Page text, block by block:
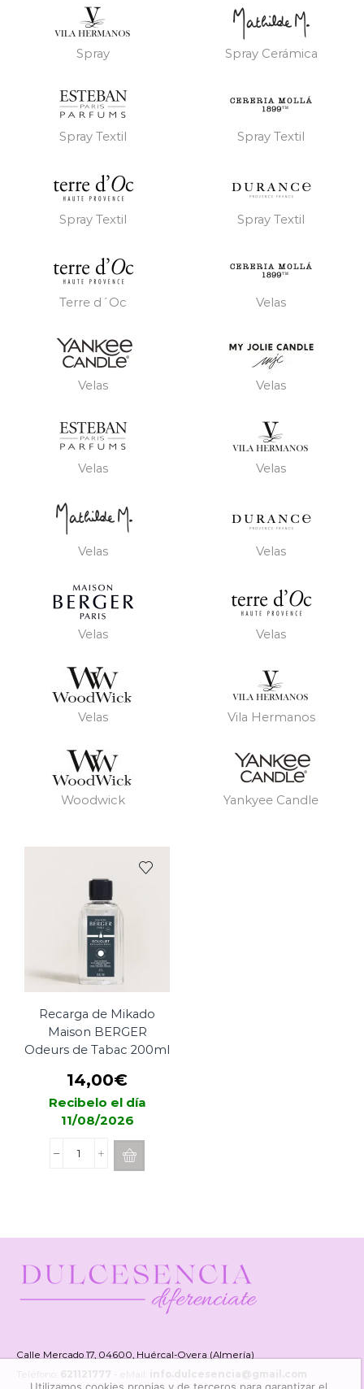
Spray Spray Cerámica
Spray Textil Spray Textil
Spray Textil Spray Textil
Terre d´Oc Velas
Velas Velas
Velas Velas
Velas Velas
Velas Velas
Velas Vila Hermanos
Woodwick Yankyee Candle
Recarga de Mikado
Maison BERGER
Odeurs de Tabac 200ml
14,00€
Recibelo el día
11/08/2026
Recarga
Odeurs
Tabac
200ml
cantidad
Calle Mercado 17, 04600, Huércal-Overa (Almería)
Teléfono: 621121777 info.dulcesencia@gmail.com